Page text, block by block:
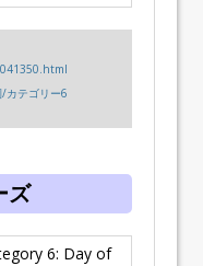
テゴリー6
ズ
6: Day of